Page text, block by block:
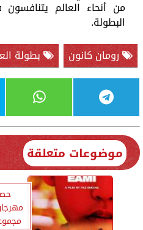
من أنحاء العالم
البطولة.
رومان كانون
بطولة
موضوعات متعلقة